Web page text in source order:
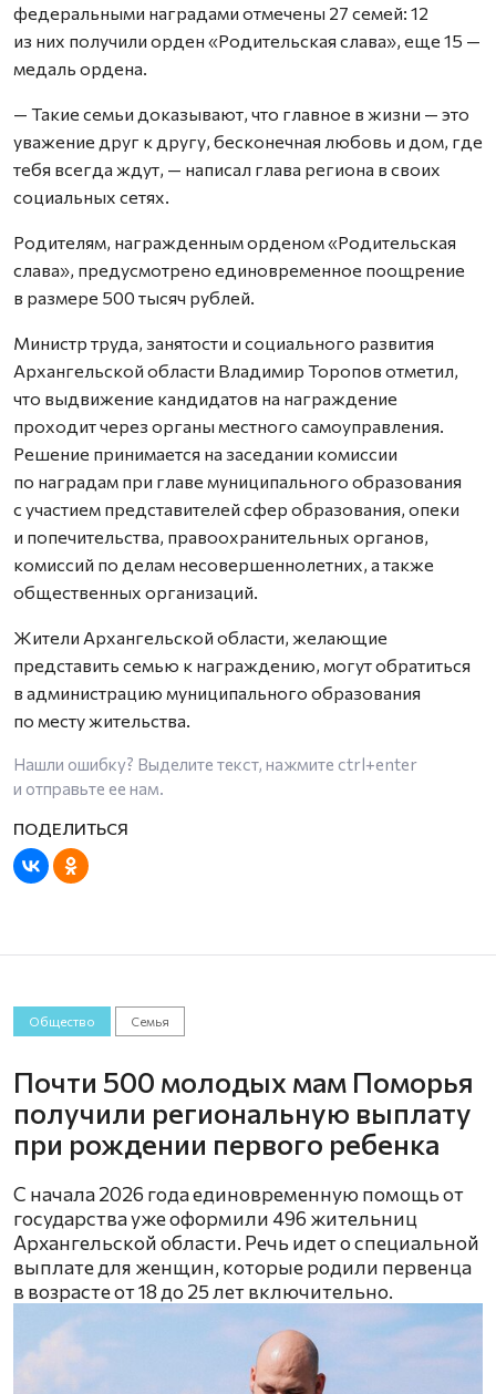
федеральными наградами отмечены 27 семей: 12
из них получили орден «Родительская слава», еще 15 —
медаль ордена.
— Такие семьи доказывают, что главное в жизни — это
уважение друг к другу, бесконечная любовь и дом, где
тебя всегда ждут, — написал глава региона в своих
социальных сетях.
Родителям, награжденным орденом «Родительская
слава», предусмотрено единовременное поощрение
в размере 500 тысяч рублей.
Министр труда, занятости и социального развития
Архангельской области Владимир Торопов отметил,
что выдвижение кандидатов на награждение
проходит через органы местного самоуправления.
Решение принимается на заседании комиссии
по наградам при главе муниципального образования
с участием представителей сфер образования, опеки
и попечительства, правоохранительных органов,
комиссий по делам несовершеннолетних, а также
общественных организаций.
Жители Архангельской области, желающие
представить семью к награждению, могут обратиться
в администрацию муниципального образования
по месту жительства.
Нашли ошибку? Выделите текст, нажмите ctrl+enter
и отправьте ее нам.
Общество Семья
Почти 500 молодых мам Поморья
получили региональную выплату
при рождении первого ребенка
С начала 2026 года единовременную помощь от
государства уже оформили 496 жительниц
Архангельской области. Речь идет о специальной
выплате для женщин, которые родили первенца
в возрасте от 18 до 25 лет включительно.